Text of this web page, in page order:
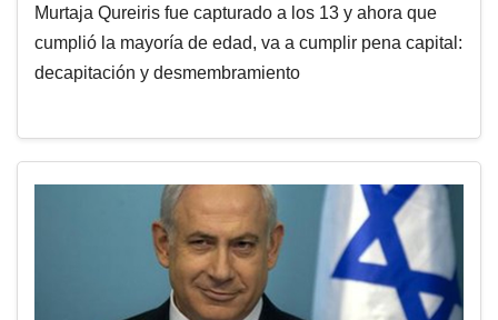
Murtaja Qureiris fue capturado a los 13 y ahora que
cumplió la mayoría de edad, va a cumplir pena capital:
decapitación y desmembramiento